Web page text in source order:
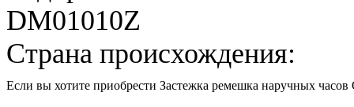
DM01010Z
Страна происхождения:
Если вы хотите приобрести Застежка ремешка наручных